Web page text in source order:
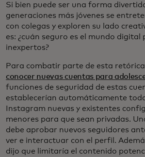
Si bien puede ser una forma
generaciones más jóvenes se
con colegas y exploren su lado
es: ¿cuán seguro es el mundo digital
inexpertos?
Para combatir parte de esta
conocer nuevas cuentas para
funciones de seguridad de estas
establecerían automáticamente
Instagram nuevas y existentes
menores para que sean privadas.
debe aprobar nuevos seguidores
ver e interactuar con el perfil.
dijo que limitaría el contenido